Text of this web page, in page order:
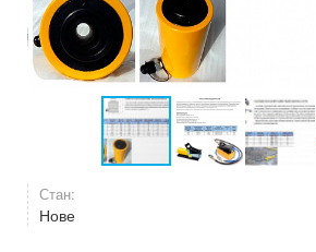
Стан:
Нове